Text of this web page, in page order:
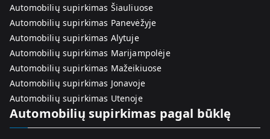
Automobilių supirkimas Šiauliuose
Automobilių supirkimas Panevėžyje
Automobilių supirkimas Alytuje
Automobilių supirkimas Marijampolėje
Automobilių supirkimas Mažeikiuose
Automobilių supirkimas Jonavoje
Automobilių supirkimas Utenoje
Automobilių supirkimas pagal būklę